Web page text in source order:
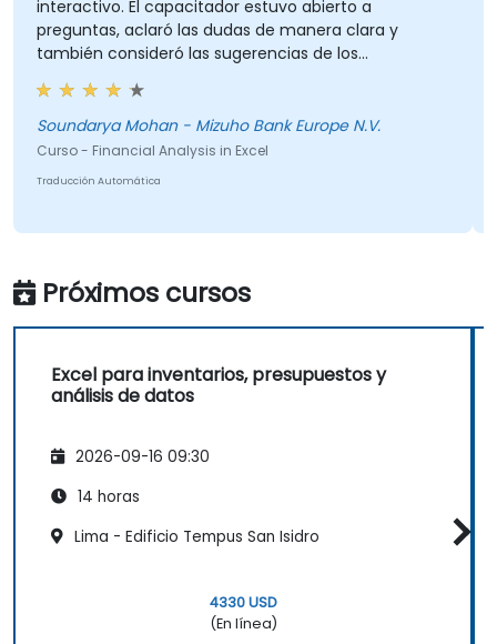
interactivo. El capacitador estuvo abierto a
preguntas, aclaró las dudas de manera clara y
también consideró las sugerencias de los
participantes durante las sesiones. La formación
estaba bien estructurada e informativa.
Soundarya Mohan - Mizuho Bank Europe N.V.
Curso - Financial Analysis in Excel
Traducción Automática
Próximos cursos
Excel para inventarios, presupuestos y
análisis de datos
2026-09-16 09:30
14 horas
Lima - Edificio Tempus San Isidro
4330 USD
(En línea)